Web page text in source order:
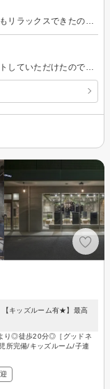
【キッズルーム有★】最高
り◎徒歩20分◎［グッドネ
所完備/キッズルーム/子連